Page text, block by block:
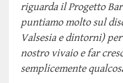
riguarda il Progetto
puntiamo molto sul
Valsesia e dintorni)
nostro vivaio e far
semplicemente